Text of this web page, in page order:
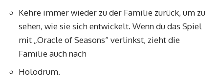
Kehre immer wieder zu der Familie zurück, um zu
sehen, wie sie sich entwickelt. Wenn du das Spiel
mit „Oracle of Seasons“ verlinkst, zieht die
Familie auch nach
Holodrum.